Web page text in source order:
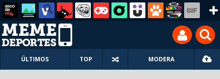
ÚLTIMOS TOP MODERA